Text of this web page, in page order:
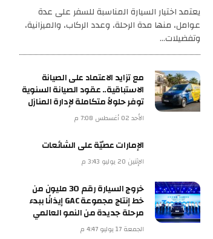
يعتمد اختيار السيارة المناسبة للسفر على عدة
عوامل، منها مدة الرحلة، وعدد الركاب، والميزانية،
وتفضيلات…
مع تزايد الاعتماد على الصيانة
الاستباقية.. عقود الصيانة السنوية
توفر حلولاً متكاملة لإدارة المنازل
الأحد 02 أغسطس 7:08 م
الإمارات عصيّة على الشائعات
الإثنين 20 يوليو 3:43 م
خروج السيارة رقم 30 مليون من
خط إنتاج مجموعة GAC إيذانًا ببدء
مرحلة جديدة من النمو العالمي
الجمعة 17 يوليو 4:47 م